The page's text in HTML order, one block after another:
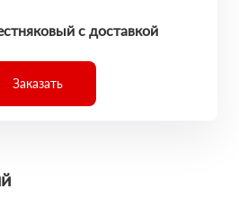
с доставкой
Заказать